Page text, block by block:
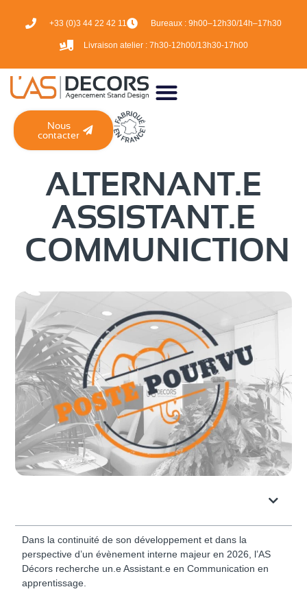
+33 (0)3 44 22 42 11 Bureaux : 9h00–12h30/14h–17h30
Livraison atelier : 7h30-12h00/13h30-17h00
Nous
contacter
ALTERNANT.E
ASSISTANT.E
COMMUNICTION
Dans la continuité de son développement et dans la
perspective d’un évènement interne majeur en 2026, l’AS
Décors recherche un.e Assistant.e en Communication en
apprentissage.